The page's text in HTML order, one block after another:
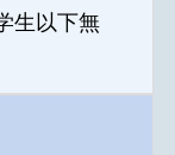
生以下無